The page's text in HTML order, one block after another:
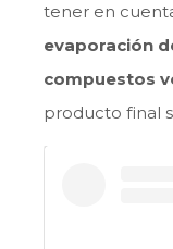
tener en
evaporación
compuestos
producto final